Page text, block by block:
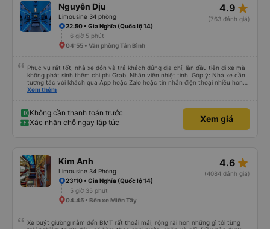
Nguyên Dịu
Limousine 34 phòng
4.9 star_rate
(763 đánh giá)
22:50 • Gia Nghĩa (Quốc lộ 14)
6 giờ 5 phút
04:55 • Văn phòng Tân Bình
Phục vụ rất tốt, nhà xe đón và trả khách đúng địa chỉ, lần đầu tiên đi xe mà
không phát sinh thêm chi phí Grab. Nhân viên nhiệt tình. Góp ý: Nhà xe cần
tương tác với khách qua App hoặc Zalo hoặc tin nhắn điện thoại nhiều hơn
nữa để hành khách yên tâm đặc biệt là khách đặt vé qua App. Chân thành
Xem thêm
Không cần thanh toán trước
Xác nhận chỗ ngay lập tức
Xem giá
Kim Anh
Limousine 34 Phòng
4.6 star_rate
(4084 đánh giá)
23:10 • Gia Nghĩa (Quốc lộ 14)
5 giờ 35 phút
04:45 • Bến xe Miền Tây
Xe buýt giường nằm đến BMT rất thoải mái, rộng rãi hơn những gì tôi từng